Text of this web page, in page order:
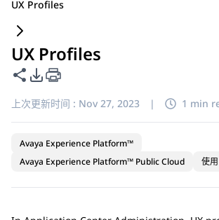
UX Profiles
UX Profiles
共享此页面
PDF 导出选项
上次更新时间 : Nov 27, 2023 | 1 min
Avaya Experience Platform™
Avaya Experience Platform™ Public Cloud
使用